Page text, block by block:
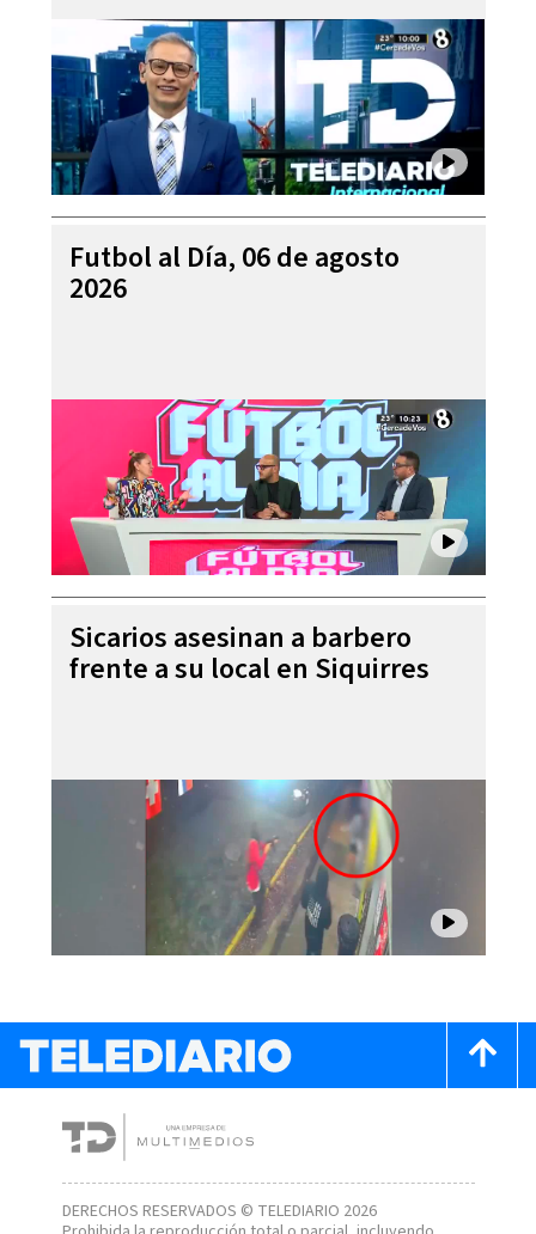
Futbol al Día, 06 de agosto
2026
Sicarios asesinan a barbero
frente a su local en Siquirres
DERECHOS RESERVADOS © TELEDIARIO 2026